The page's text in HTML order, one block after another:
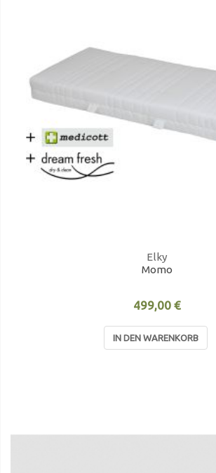
Elky
Momo
499,00 €
IN DEN WARENKORB